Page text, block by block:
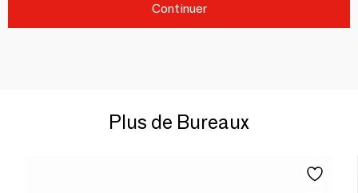
Continuer
Plus de Bureaux